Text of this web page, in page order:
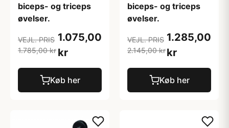
biceps- og triceps
øvelser.
VEJL. PRIS
1.785,00 kr
1.075,00
kr
Køb her
biceps- og triceps
øvelser.
VEJL. PRIS
2.145,00 kr
1.285,00
kr
Køb her